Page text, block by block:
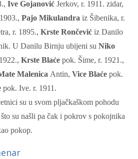
, Ive GojanovićJerkov, r. 1911. zidar,
, Pajo Mikulandra iz Šibenika, r.
r. 1895., Krste Rončevićiz Danilo
U Danilu Birnju ubijeni su Niko
, Krste Blaćepok. Šime, r. 1921.,
Malenica Antin, Vice Blaćepok.
pok. Ive. r. 1911.
su u svom pljačkaškom pohodu
su našli pa čak i pokrov s pokojnika
pokop.